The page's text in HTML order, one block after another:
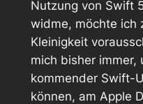
Nutzung von Swift
widme, möchte ich
Kleinigkeit
mich bisher immer,
kommender Swift-
können, am Apple